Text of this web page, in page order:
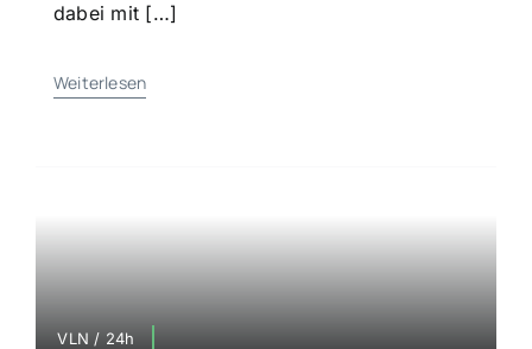
dabei mit […]
Weiterlesen
VLN / 24h